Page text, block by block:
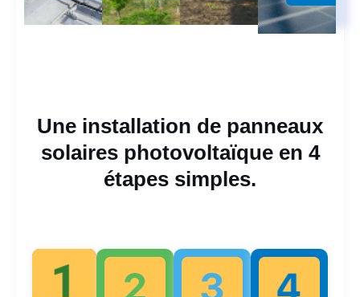
Une installation de panneaux
solaires photovoltaïque en 4
étapes simples.